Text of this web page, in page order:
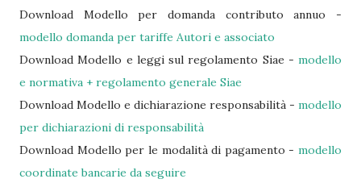
Download Modello per domanda contributo annuo -
modello domanda per tariffe Autori e associato
Download Modello e leggi sul regolamento Siae - modello
e normativa + regolamento generale Siae
Download Modello e dichiarazione responsabilità - modello
per dichiarazioni di responsabilità
Download Modello per le modalità di pagamento - modello
coordinate bancarie da seguire